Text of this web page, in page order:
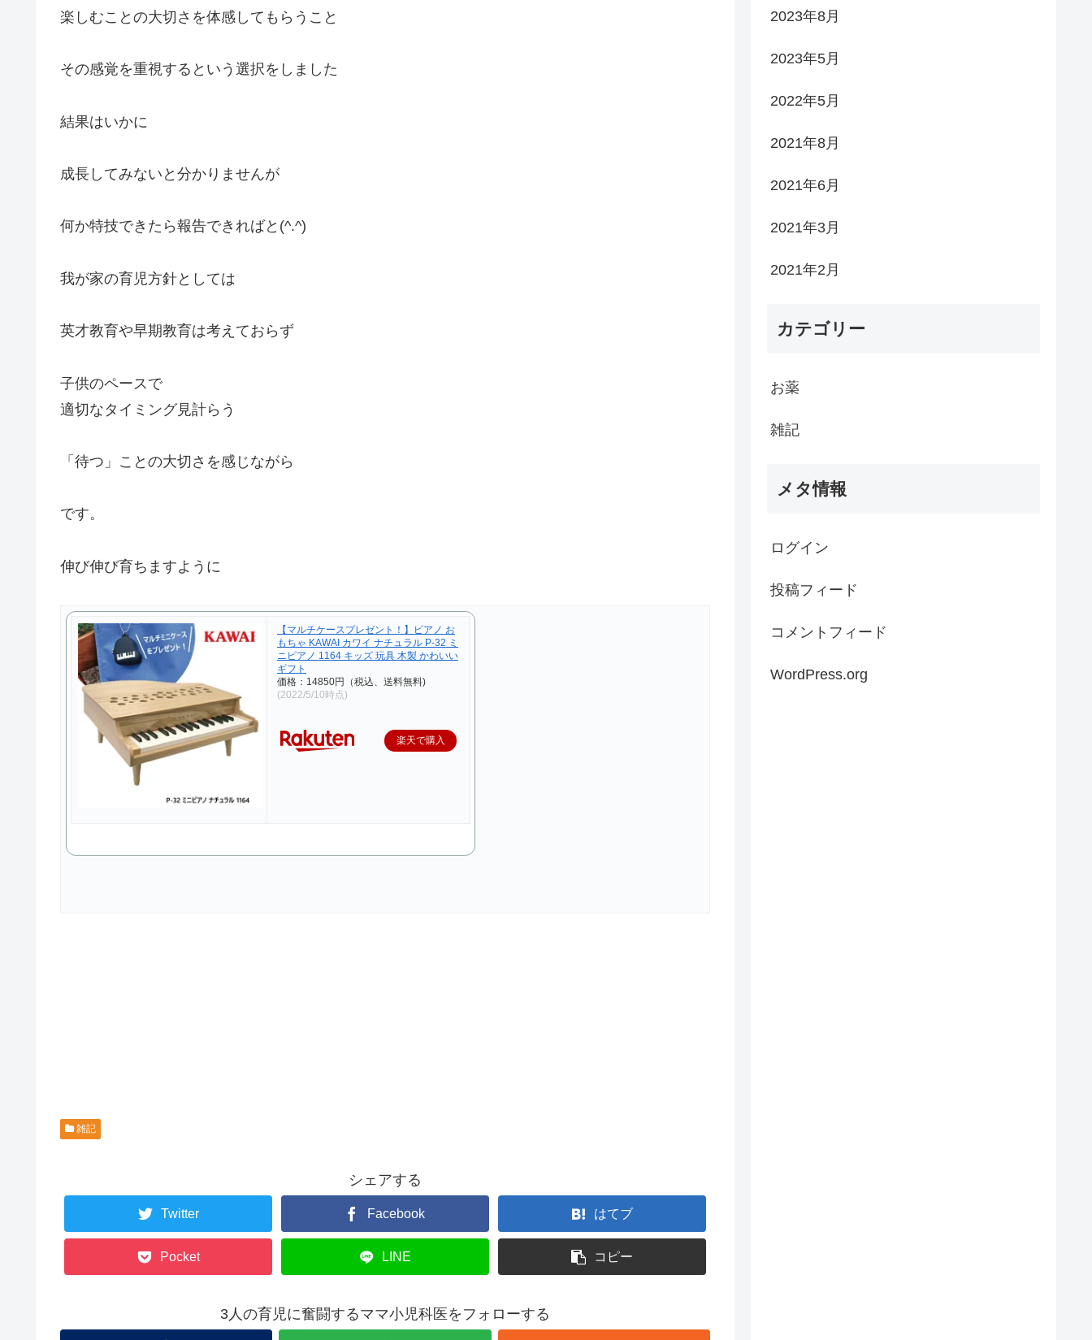
楽しむことの大切さを体感してもらうこと
その感覚を重視するという選択をしました
結果はいかに
成長してみないと分かりませんが
何か特技できたら報告できればと(^.^)
我が家の育児方針としては
英才教育や早期教育は考えておらず
子供のペースで
適切なタイミング見計らう
「待つ」ことの大切さを感じながら
です。
伸び伸び育ちますように
【マルチケースプレゼント！】ピアノ お
もちゃ KAWAI カワイ ナチュラル P-32 ミ
ニピアノ 1164 キッズ 玩具 木製 かわいい
ギフト
価格：14850円（税込、送料無料)
(2022/5/10時点)
楽天で購入
雑記
シェアする
Twitter Facebook はてブ
Pocket LINE コピー
3人の育児に奮闘するママ小児科医をフォローする
2023年8月
2023年5月
2022年5月
2021年8月
2021年6月
2021年3月
2021年2月
カテゴリー
お薬
雑記
メタ情報
ログイン
投稿フィード
コメントフィード
WordPress.org